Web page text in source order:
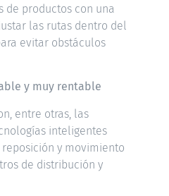
de productos con una
las rutas dentro del
evitar obstáculos
y muy rentable
entre otras, las
inteligentes
y movimiento
de distribución y